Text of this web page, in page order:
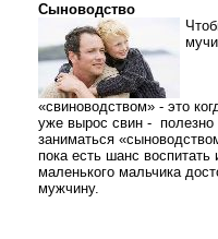
Сыноводство
«свиноводством» - это
уже вырос свин - полезно
заниматься
пока есть шанс воспитать
маленького мальчика
мужчину.